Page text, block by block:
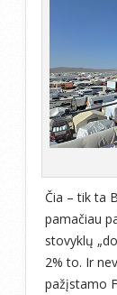
Čia – tik ta
pamačiau
stovyklų
2% to. Ir
pažįstamo